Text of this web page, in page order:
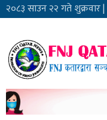
२०८३ साउन २२ गते शुक्रवार|